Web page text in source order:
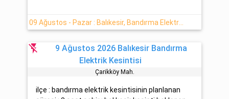
09 Ağustos - Pazar : Balıkesir, Bandırma Elektrik Arızası Hakkında Detaylar
flash_off
9 Ağustos 2026 Balıkesir Bandırma
Elektrik Kesintisi
Çarikköy Mah.
ilçe : bandırma elektrik kesintisinin planlanan